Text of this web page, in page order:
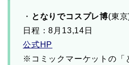
・ となりでコスプレ博(東
日程：8月13,14日
公式HP
※コミックマーケットの「